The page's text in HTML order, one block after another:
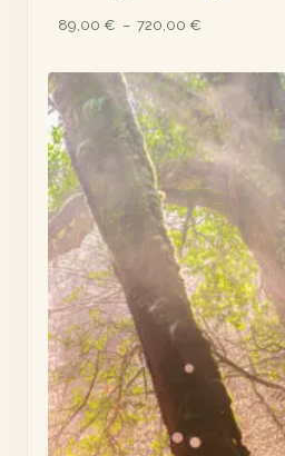
89,00 € – 720,00 €Plage
prix :
89,00 €
à
720,00 €